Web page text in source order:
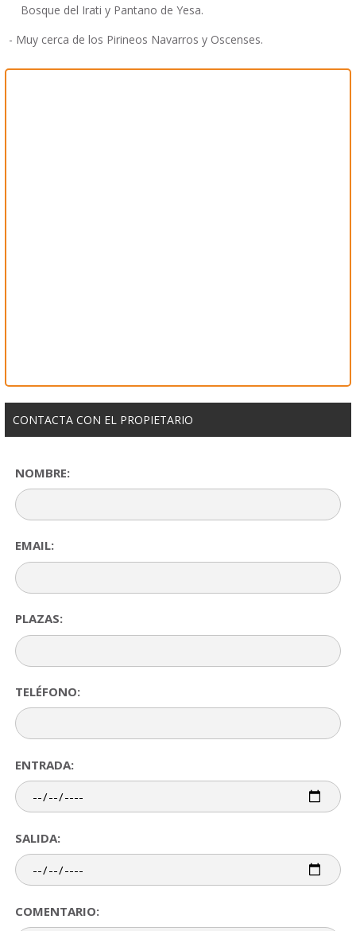
Bosque del Irati y Pantano de Yesa.
- Muy cerca de los Pirineos Navarros y Oscenses.
CONTACTA CON EL PROPIETARIO
NOMBRE:
EMAIL:
PLAZAS:
TELÉFONO:
ENTRADA:
SALIDA:
COMENTARIO: